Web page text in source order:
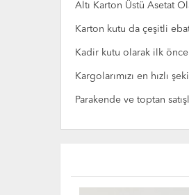
Altı Karton Üstü Asetat
Karton kutu da çeşitli
Kadir kutu olarak ilk
Kargolarımızı en hızlı
Parakende ve toptan